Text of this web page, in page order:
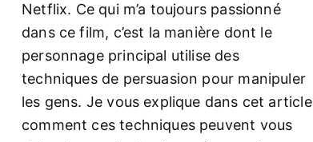
Netflix. Ce qui m’a toujours passionné
dans ce film, c’est la manière dont le
personnage principal utilise des
techniques de persuasion pour manipuler
les gens. Je vous explique dans cet article
comment ces techniques peuvent vous